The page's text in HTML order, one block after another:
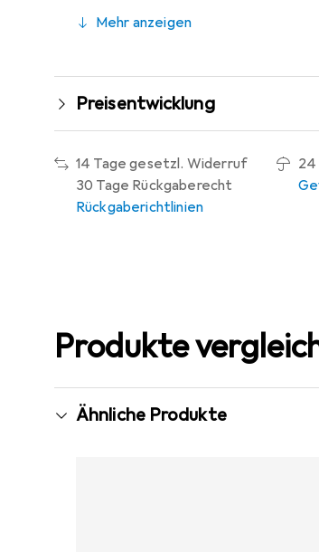
Mehr anzeigen
Preisentwicklung
14 Tage gesetzl. Widerruf
30 Tage Rückgaberecht
Rückgaberichtlinien
24
Produkte
Ähnliche Produkte